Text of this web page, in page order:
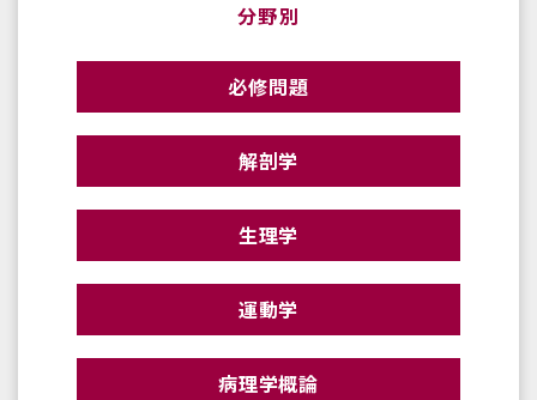
分野別
必修問題
解剖学
生理学
運動学
病理学概論